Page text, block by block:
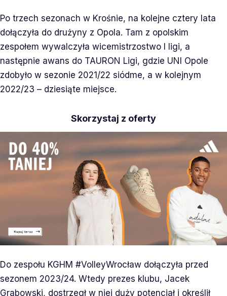
Po trzech sezonach w Krośnie, na kolejne cztery lata
dołączyła do drużyny z Opola. Tam z opolskim
zespołem wywalczyła wicemistrzostwo I ligi, a
następnie awans do TAURON Ligi, gdzie UNI Opole
zdobyło w sezonie 2021/22 siódme, a w kolejnym
2022/23 – dziesiąte miejsce.
Skorzystaj z oferty
Do zespołu KGHM #VolleyWrocław dołączyła przed
sezonem 2023/24. Wtedy prezes klubu, Jacek
Grabowski, dostrzegł w niej duży potencjał i określił